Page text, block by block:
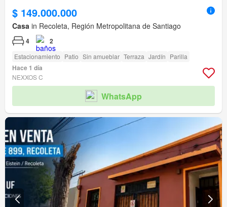
$ 149.000.000
Casa in Recoleta, Región Metropolitana de Santiago
4 2
Estacionamiento Patio Sin amueblar Terraza Jardín Parilla
Hace 1 día
NEXXOS C
WhatsApp